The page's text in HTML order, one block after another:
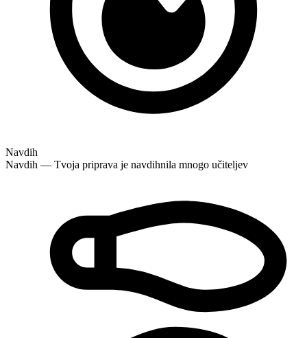
Navdih
Navdih — Tvoja priprava je navdihnila mnogo učiteljev